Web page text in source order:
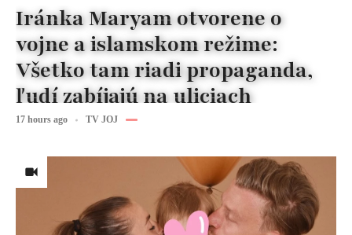
Iránka Maryam otvorene o
vojne a islamskom režime:
Všetko tam riadi propaganda,
ľudí zabíjajú na uliciach
17 hours ago TV JOJ